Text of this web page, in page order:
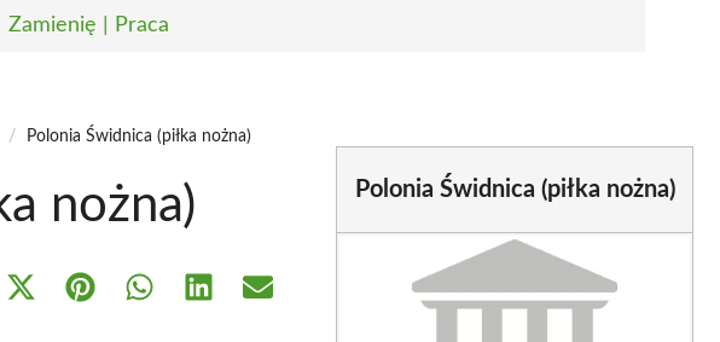
Zamienię | Praca
/ Polonia Świdnica (piłka nożna)
nożna)
Share Share Share Share Share
Polonia Świdnica (piłka nożna)